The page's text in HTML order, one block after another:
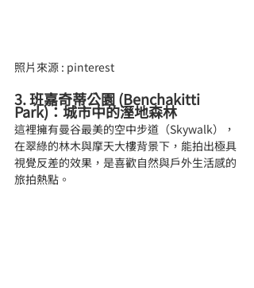
照片來源 : pinterest
3. 班嘉奇蒂公園 (Benchakitti
Park)：城市中的溼地森林
這裡擁有曼谷最美的空中步道（Skywalk），
在翠綠的林木與摩天大樓背景下，能拍出極具
視覺反差的效果，是喜歡自然與戶外生活感的
旅拍熱點。